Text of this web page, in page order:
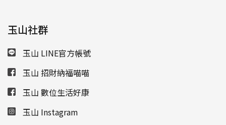
玉山社群
玉山 LINE官方帳號
玉山 招財納福喵喵
玉山 數位生活好康
玉山 Instagram